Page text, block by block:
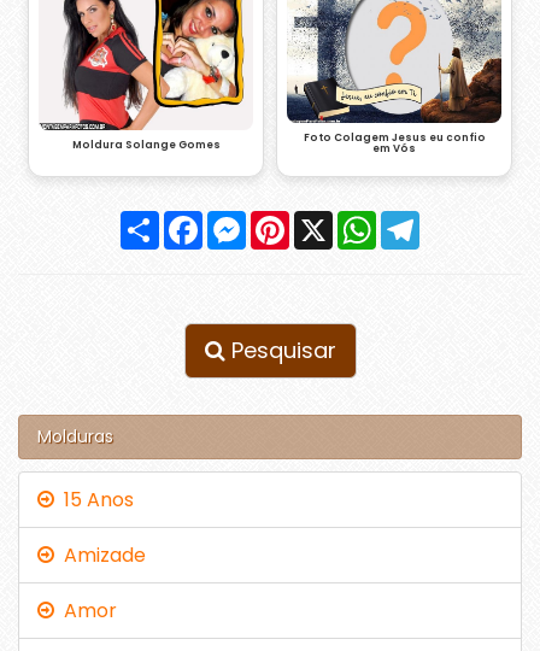
Moldura Solange Gomes Foto Colagem Jesus eu confio
em Vós
Compartilhar
FacebookMessenger
Pinterest
X WhatsApp
Pesquisar
Molduras
15 Anos
Amizade
Amor